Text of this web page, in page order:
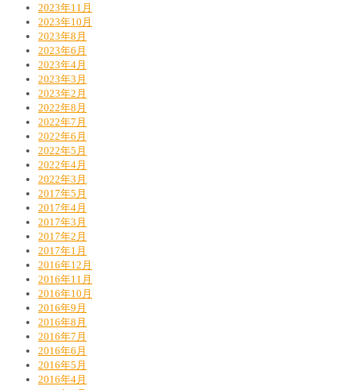
2023年11月
2023年10月
2023年8月
2023年6月
2023年4月
2023年3月
2023年2月
2022年8月
2022年7月
2022年6月
2022年5月
2022年4月
2022年3月
2017年5月
2017年4月
2017年3月
2017年2月
2017年1月
2016年12月
2016年11月
2016年10月
2016年9月
2016年8月
2016年7月
2016年6月
2016年5月
2016年4月